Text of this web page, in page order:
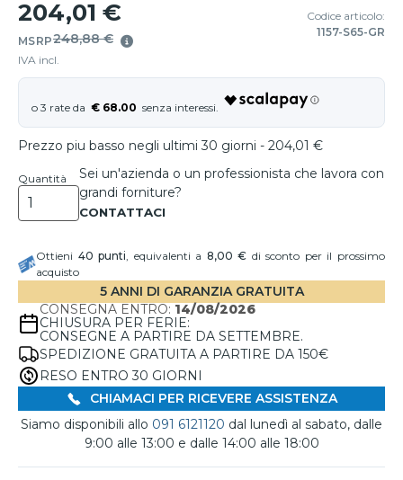
204,01 €
MSRP248,88 €
IVA incl.
Codice articolo:
1157-S65-GR
€ 68.00
Prezzo piu basso negli ultimi 30 giorni - 204,01 €
Quantità
Sei un'azienda o un professionista che lavora con
grandi forniture?
Ottieni 40 punti, equivalenti a 8,00 € di sconto per il prossimo
acquisto
5 ANNI DI GARANZIA GRATUITA
CONSEGNA ENTRO: 14/08/2026
CHIUSURA PER FERIE:
CONSEGNE A PARTIRE DA SETTEMBRE.
SPEDIZIONE GRATUITA A PARTIRE DA 150€
RESO ENTRO 30 GIORNI
CHIAMACI PER RICEVERE ASSISTENZA
Siamo disponibili allo 091 6121120 dal lunedì al sabato, dalle
9:00 alle 13:00 e dalle 14:00 alle 18:00